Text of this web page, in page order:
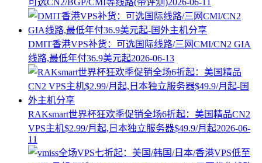
DMIT香港VPS补货：可选国际线路/三网CMI/CN2 GIA
线路,最低年付36.9美元起2026-06-13
RAKsmart世界杯狂欢季促销全场6折起：美国精品CN2
VPS主机$2.99/月起,日本独立服务器$49.9/月起2026-06-
11